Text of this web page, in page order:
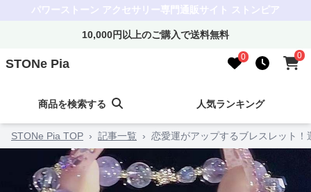
パワーストーン アクセサリー専門通販サイト ストンピア
10,000円以上のご購入で送料無料
STONe Pia 0 0
商品を検索する 人気ランキング
STONe Pia TOP › 記事一覧 › 恋愛運がアップするブレスレット